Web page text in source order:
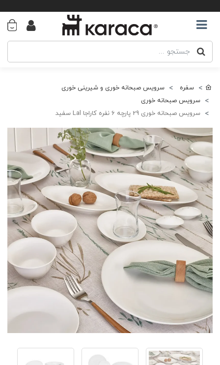
سفره
سرویس صبحانه خوری و شیرینی خوری
سرویس صبحانه خوری
سرویس صبحانه خوری 29 پارچه 6 نفره کاراجا Lal سفید